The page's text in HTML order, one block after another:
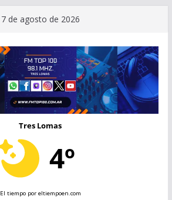
7 de agosto de 2026
Tres Lomas
4º
El tiempopor eltiempoen.com